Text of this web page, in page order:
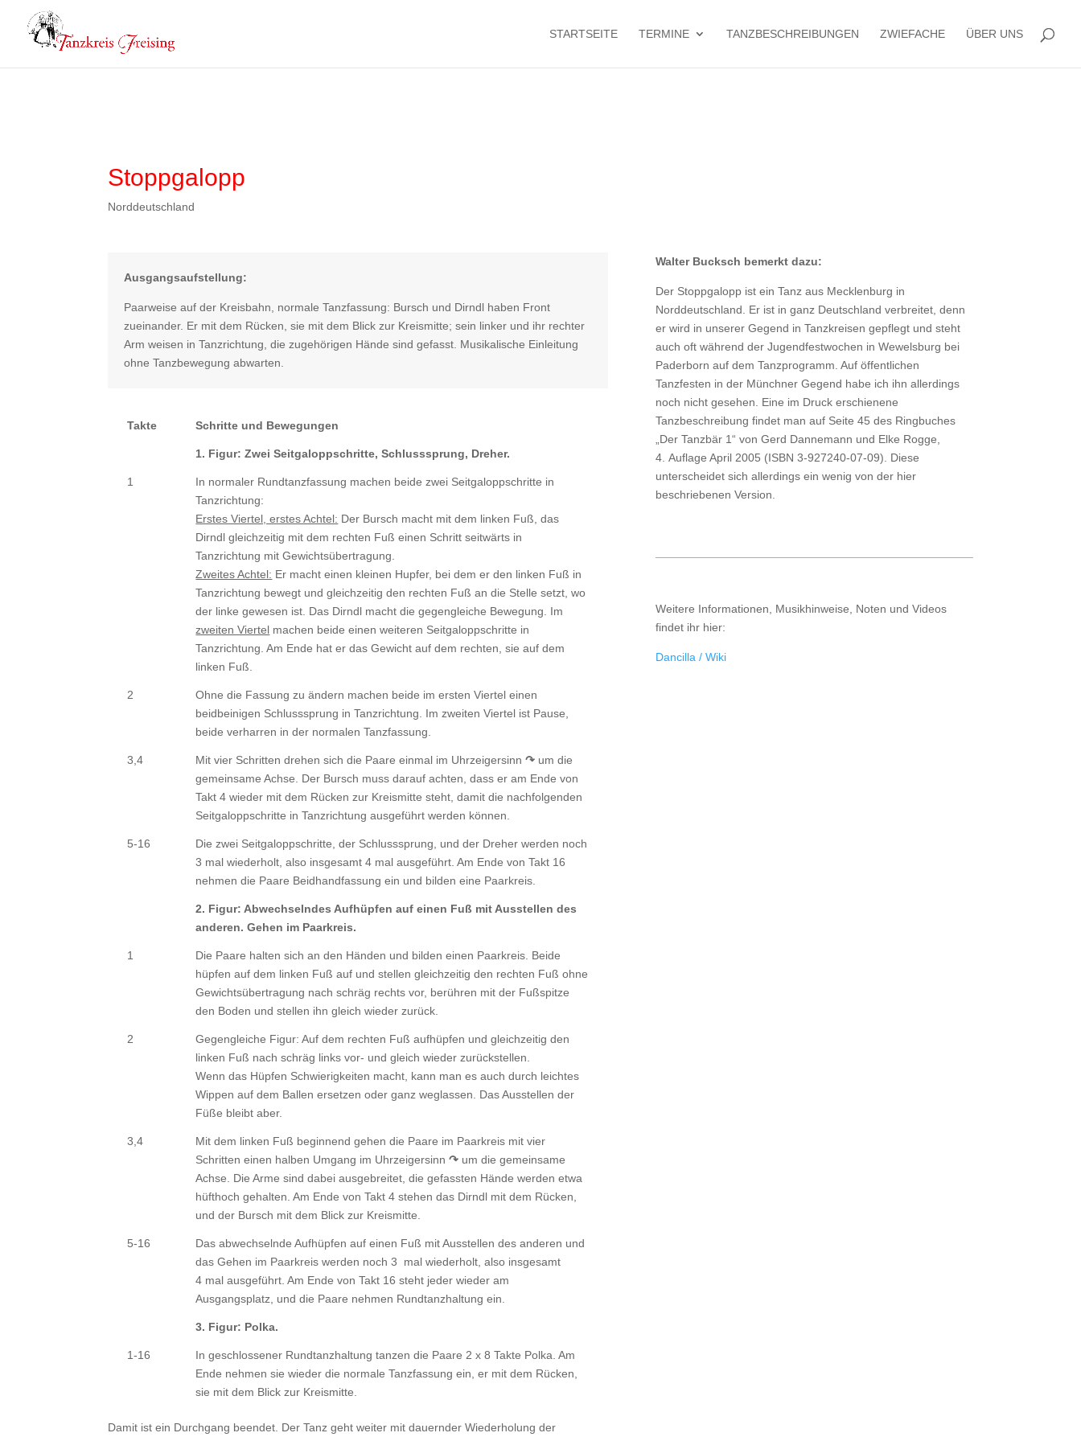
STARTSEITE TERMINE TANZBESCHREIBUNGEN ZWIEFACHE ÜBER UNS
Stoppgalopp
Norddeutschland
Ausgangsaufstellung:
Paarweise auf der Kreisbahn, normale Tanzfassung: Bursch und Dirndl haben Front
zueinander. Er mit dem Rücken, sie mit dem Blick zur Kreismitte; sein linker und ihr rechter
Arm weisen in Tanzrichtung, die zugehörigen Hände sind gefasst. Musikalische Einleitung
ohne Tanzbewegung abwarten.
Takte Schritte und Bewegungen
1. Figur: Zwei Seitgaloppschritte, Schlusssprung, Dreher.
1
In normaler Rundtanzfassung machen beide zwei Seitgaloppschritte in
Tanzrichtung:
Erstes Viertel, erstes Achtel: Der Bursch macht mit dem linken Fuß, das
Dirndl gleichzeitig mit dem rechten Fuß einen Schritt seitwärts in
Tanzrichtung mit Gewichtsübertragung.
Zweites Achtel: Er macht einen kleinen Hupfer, bei dem er den linken Fuß in
Tanzrichtung bewegt und gleichzeitig den rechten Fuß an die Stelle setzt, wo
der linke gewesen ist. Das Dirndl macht die gegengleiche Bewegung. Im
zweiten Viertel machen beide einen weiteren Seitgaloppschritte in
Tanzrichtung. Am Ende hat er das Gewicht auf dem rechten, sie auf dem
linken Fuß.
2
Ohne die Fassung zu ändern machen beide im ersten Viertel einen
beidbeinigen Schlusssprung in Tanzrichtung. Im zweiten Viertel ist Pause,
beide verharren in der normalen Tanzfassung.
3,4 Mit vier Schritten drehen sich die Paare einmal im Uhrzeigersinn↷ um die
gemeinsame Achse. Der Bursch muss darauf achten, dass er am Ende von
Takt 4 wieder mit dem Rücken zur Kreismitte steht, damit die nachfolgenden
Seitgaloppschritte in Tanzrichtung ausgeführt werden können.
5-16
Die zwei Seitgaloppschritte, der Schlusssprung, und der Dreher werden noch
3 mal wiederholt, also insgesamt 4 mal ausgeführt. Am Ende von Takt 16
nehmen die Paare Beidhandfassung ein und bilden eine Paarkreis.
2. Figur: Abwechselndes Aufhüpfen auf einen Fuß mit Ausstellen des
anderen. Gehen im Paarkreis.
1
Die Paare halten sich an den Händen und bilden einen Paarkreis. Beide
hüpfen auf dem linken Fuß auf und stellen gleichzeitig den rechten Fuß ohne
Gewichtsübertragung nach schräg rechts vor, berühren mit der Fußspitze
den Boden und stellen ihn gleich wieder zurück.
2
Gegengleiche Figur: Auf dem rechten Fuß aufhüpfen und gleichzeitig den
linken Fuß nach schräg links vor- und gleich wieder zurückstellen.
Wenn das Hüpfen Schwierigkeiten macht, kann man es auch durch leichtes
Wippen auf dem Ballen ersetzen oder ganz weglassen. Das Ausstellen der
Füße bleibt aber.
3,4
Mit dem linken Fuß beginnend gehen die Paare im Paarkreis mit vier
Schritten einen halben Umgang im Uhrzeigersinn↷ um die gemeinsame
Achse. Die Arme sind dabei ausgebreitet, die gefassten Hände werden etwa
hüfthoch gehalten. Am Ende von Takt 4 stehen das Dirndl mit dem Rücken,
und der Bursch mit dem Blick zur Kreismitte.
5-16
Das abwechselnde Aufhüpfen auf einen Fuß mit Ausstellen des anderen und
das Gehen im Paarkreis werden noch 3 mal wiederholt, also insgesamt
4 mal ausgeführt. Am Ende von Takt 16 steht jeder wieder am
Ausgangsplatz, und die Paare nehmen Rundtanzhaltung ein.
3. Figur: Polka.
1-16
In geschlossener Rundtanzhaltung tanzen die Paare 2 x 8 Takte Polka. Am
Ende nehmen sie wieder die normale Tanzfassung ein, er mit dem Rücken,
sie mit dem Blick zur Kreismitte.
Damit ist ein Durchgang beendet. Der Tanz geht weiter mit dauernder Wiederholung der
Walter Bucksch bemerkt dazu:
Der Stoppgalopp ist ein Tanz aus Mecklenburg in
Norddeutschland. Er ist in ganz Deutschland verbreitet, denn
er wird in unserer Gegend in Tanzkreisen gepflegt und steht
auch oft während der Jugendfestwochen in Wewelsburg bei
Paderborn auf dem Tanzprogramm. Auf öffentlichen
Tanzfesten in der Münchner Gegend habe ich ihn allerdings
noch nicht gesehen. Eine im Druck erschienene
Tanzbeschreibung findet man auf Seite 45 des Ringbuches
„Der Tanzbär 1“ von Gerd Dannemann und Elke Rogge,
4. Auflage April 2005 (ISBN 3-927240-07-09). Diese
unterscheidet sich allerdings ein wenig von der hier
beschriebenen Version.
Weitere Informationen, Musikhinweise, Noten und Videos
findet ihr hier:
Dancilla / Wiki